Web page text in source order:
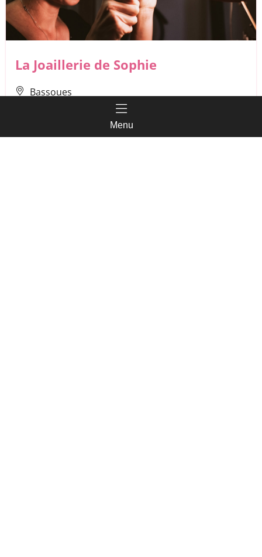
Menu
La Joaillerie de Sophie
Bassoues